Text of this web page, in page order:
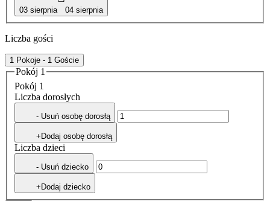
03 sierpnia 04 sierpnia
Liczba gości
1 Pokoje - 1 Goście
Pokój 1
Pokój 1
Liczba dorosłych
- Usuń osobę dorosłą
+Dodaj osobę dorosłą
Liczba dzieci
- Usuń dziecko
+Dodaj dziecko